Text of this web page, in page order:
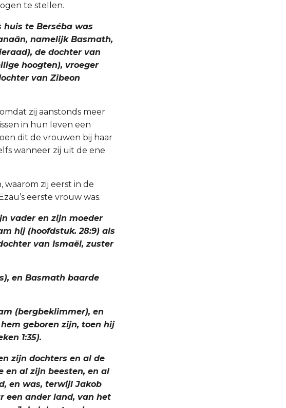
te stellen.
huis te Berséba was
namelijk Basmath,
de dochter van
hoogten), vroeger
van Zibeon
zij aanstonds meer
in hun leven een
dit de vrouwen bij haar
wanneer zij uit de ene
waarom zij eerst in de
eerste vrouw was.
vader en zijn moeder
hij (hoofdstuk. 28:9) als
van Ismaël, zuster
en Basmath baarde
(bergbeklimmer), en
geboren zijn, toen hij
1:35).
zijn dochters en al de
en al zijn beesten, en al
en was, terwijl Jakob
een ander land, van het